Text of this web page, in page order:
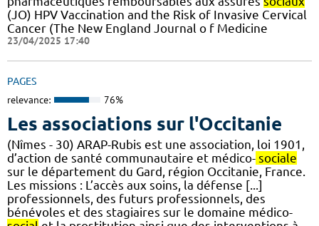
(JO) HPV Vaccination and the Risk of Invasive Cervical
Cancer (The New England Journal o f Medicine
23/04/2025 17:40
PAGES
relevance: 76%
Les associations sur l'Occitanie
(Nîmes - 30) ARAP-Rubis est une association, loi 1901,
d’action de santé communautaire et médico- sociale
sur le département du Gard, région Occitanie, France.
Les missions : L’accès aux soins, la défense [...]
professionnels, des futurs professionnels, des
bénévoles et des stagiaires sur le domaine médico-